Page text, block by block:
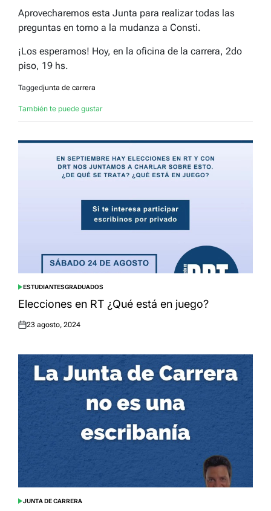
Aprovecharemos esta Junta para realizar todas las
preguntas en torno a la mudanza a Consti.
¡Los esperamos! Hoy, en la oficina de la carrera, 2do
piso, 19 hs.
Tagged junta de carrera
También te puede gustar
POSTED
IN
ESTUDIANTESGRADUADOS
Elecciones en RT ¿Qué está en juego?
Posted
23 agosto, 2024
POSTED
JUNTA DE CARRERA